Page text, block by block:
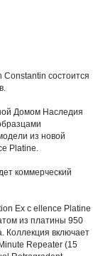
Constantin состоится
Домом Наследия
из новой
Platine.
коммерческий
Ex с ellence Platine
из платины 950
Коллекция включает
Repeater (15